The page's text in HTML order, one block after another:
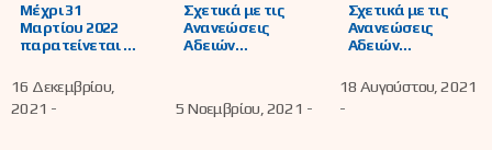
Μέχρι 31
Μαρτίου 2022
παρατείνεται η
αδειών
διδασκαλίας
στα Κέντρα
16 Δεκεμβρίου,
2021 -
Σχετικά με τις
Ανανεώσεις
Αδειών
Ξένων Γλωσσών
5 Νοεμβρίου, 2021 -
Σχετικά με τις
Ανανεώσεις
Αδειών
Φροντιστήρια
και Κέντρα
18 Αυγούστου, 2021
-